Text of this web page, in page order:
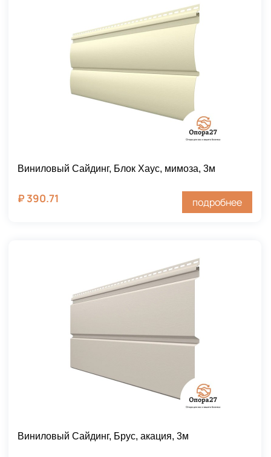
Виниловый Сайдинг, Блок Хаус, мимоза, 3м
₽ 390.71 подробнее
Виниловый Сайдинг, Брус, акация, 3м